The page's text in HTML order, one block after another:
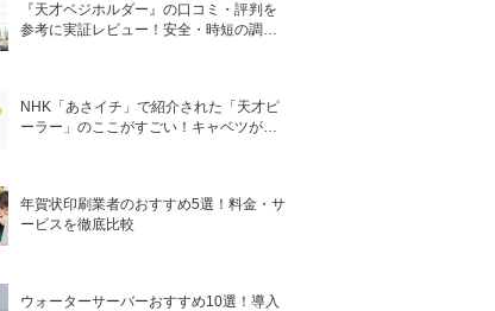
『天才ベジホルダー』の口コミ・評判を
参考に実証レビュー！安全・時短の調理
NHK「あさイチ」で紹介された「天才ピ
ーラー」のここがすごい！キャベツがほ
年賀状印刷業者のおすすめ5選！料金・サ
ービスを徹底比較
ウォーターサーバーおすすめ10選！導入